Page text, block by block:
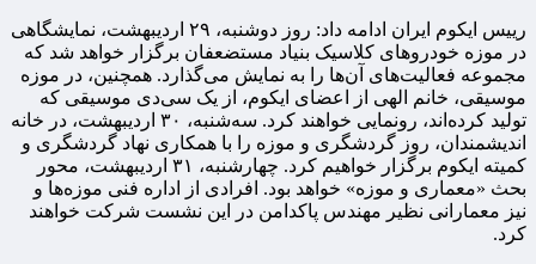
رییس ایکوم ایران ادامه داد: روز دوشنبه، ۲۹ اردیبهشت، نمایشگاهی
در موزه خودروهای کلاسیک بنیاد مستضعفان برگزار خواهد شد که
مجموعه فعالیت‌های آن‌ها را به نمایش می‌گذارد. همچنین، در موزه
موسیقی، خانم الهی از اعضای ایکوم، از یک سی‌دی موسیقی که
تولید کرده‌اند، رونمایی خواهند کرد. سه‌شنبه، ۳۰ اردیبهشت، در خانه
اندیشمندان، روز گردشگری و موزه را با همکاری نهاد گردشگری و
کمیته ایکوم برگزار خواهیم کرد. چهارشنبه، ۳۱ اردیبهشت، محور
بحث «معماری و موزه» خواهد بود. افرادی از اداره فنی موزه‌ها و
نیز معمارانی نظیر مهندس پاکدامن در این نشست شرکت خواهند
کرد.